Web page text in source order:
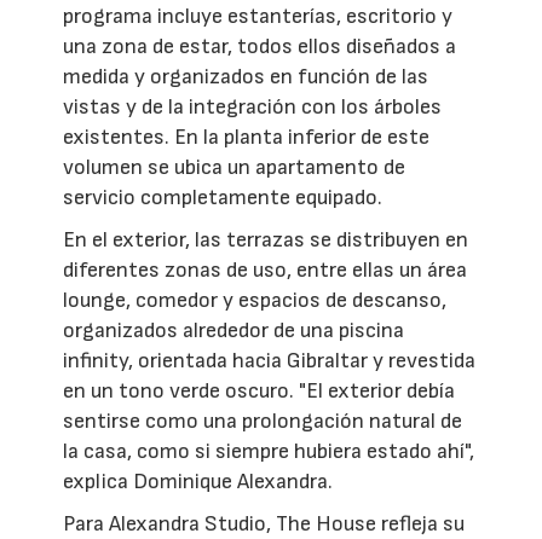
programa incluye estanterías, escritorio y
una zona de estar, todos ellos diseñados a
medida y organizados en función de las
vistas y de la integración con los árboles
existentes. En la planta inferior de este
volumen se ubica un apartamento de
servicio completamente equipado.
En el exterior, las terrazas se distribuyen en
diferentes zonas de uso, entre ellas un área
lounge, comedor y espacios de descanso,
organizados alrededor de una piscina
infinity, orientada hacia Gibraltar y revestida
en un tono verde oscuro. "El exterior debía
sentirse como una prolongación natural de
la casa, como si siempre hubiera estado ahí",
explica Dominique Alexandra.
Para Alexandra Studio, The House refleja su